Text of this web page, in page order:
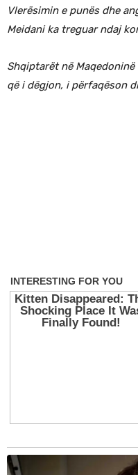
Vlerësimin e punës dhe
Meidani ka treguar ndaj
Shqiptarët në
që i dëgjon, i përfaqëson